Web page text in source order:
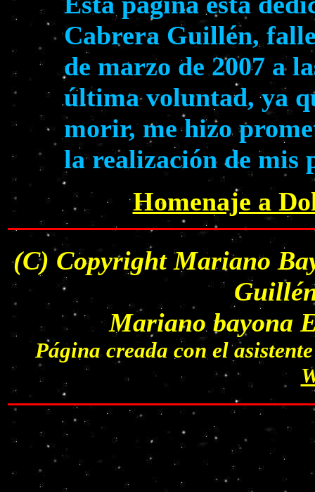
Cabrera Guillén,
de marzo de 2007 a
última voluntad, ya
morir, me hizo
la realización de mis
Homenaje a
(C) Copyright Mariano
Mariano bayona
Página creada con el